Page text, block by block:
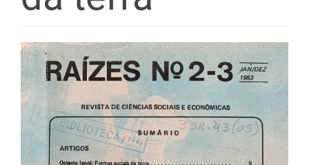
Barra
lateral
de